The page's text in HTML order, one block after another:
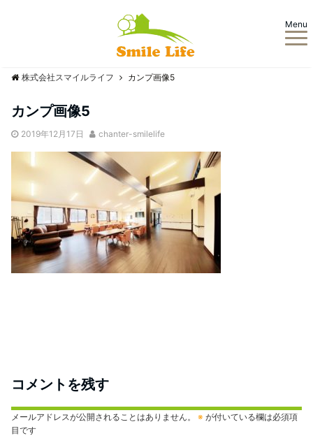
Menu
株式会社スマイルライフ カンプ画像5
カンプ画像5
2019年12月17日 chanter-smilelife
コメントを残す
メールアドレスが公開されることはありません。 ※ が付いている欄は必須項
目です